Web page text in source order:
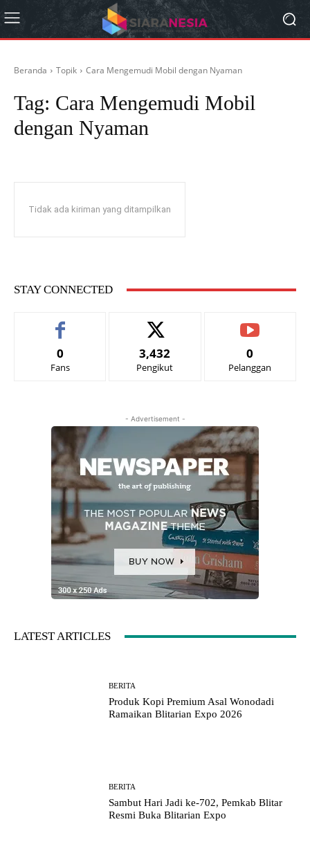
Beranda Topik Cara Mengemudi Mobil dengan Nyaman
Tag: Cara Mengemudi Mobil
dengan Nyaman
Tidak ada kiriman yang ditampilkan
STAY CONNECTED
0
Fans
3,432
Pengikut
0
Pelanggan
- Advertisement -
LATEST ARTICLES
BERITA
Produk Kopi Premium Asal Wonodadi
Ramaikan Blitarian Expo 2026
BERITA
Sambut Hari Jadi ke-702, Pemkab Blitar
Resmi Buka Blitarian Expo